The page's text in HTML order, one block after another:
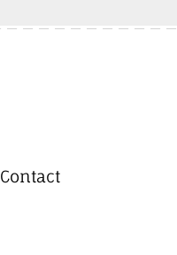
Contact